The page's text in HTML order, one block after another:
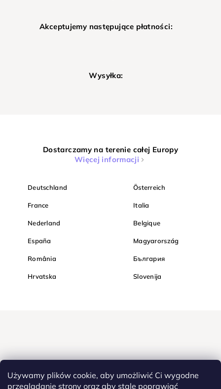
Używamy plików cookie, aby umożliwić Ci wygodne
przeglądanie strony oraz aby stale poprawiać
Akceptujemy następujące płatności:
Wysyłka:
Dostarczamy na terenie całej Europy
Więcej informacji
Deutschland Österreich
France Italia
Nederland Belgique
España Magyarország
România България
Hrvatska Slovenija